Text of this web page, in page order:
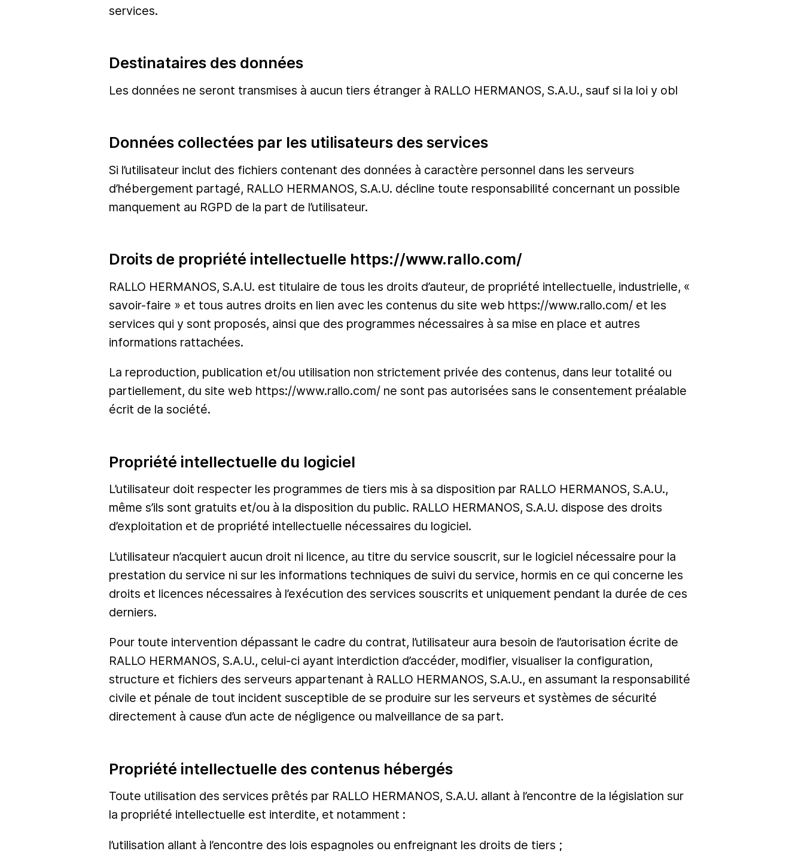
services.
Destinataires des données
Les données ne seront transmises à aucun tiers étranger à RALLO HERMANOS, S.A.U., sauf si la loi y obl
Données collectées par les utilisateurs des services
Si l’utilisateur inclut des fichiers contenant des données à caractère personnel dans les serveurs
d’hébergement partagé, RALLO HERMANOS, S.A.U. décline toute responsabilité concernant un possible
manquement au RGPD de la part de l’utilisateur.
Droits de propriété intellectuelle https://www.rallo.com/
RALLO HERMANOS, S.A.U. est titulaire de tous les droits d’auteur, de propriété intellectuelle, industrielle, «
savoir-faire » et tous autres droits en lien avec les contenus du site web https://www.rallo.com/ et les
services qui y sont proposés, ainsi que des programmes nécessaires à sa mise en place et autres
informations rattachées.
La reproduction, publication et/ou utilisation non strictement privée des contenus, dans leur totalité ou
partiellement, du site web https://www.rallo.com/ ne sont pas autorisées sans le consentement préalable
écrit de la société.
Propriété intellectuelle du logiciel
L’utilisateur doit respecter les programmes de tiers mis à sa disposition par RALLO HERMANOS, S.A.U.,
même s’ils sont gratuits et/ou à la disposition du public. RALLO HERMANOS, S.A.U. dispose des droits
d’exploitation et de propriété intellectuelle nécessaires du logiciel.
L’utilisateur n’acquiert aucun droit ni licence, au titre du service souscrit, sur le logiciel nécessaire pour la
prestation du service ni sur les informations techniques de suivi du service, hormis en ce qui concerne les
droits et licences nécessaires à l’exécution des services souscrits et uniquement pendant la durée de ces
derniers.
Pour toute intervention dépassant le cadre du contrat, l’utilisateur aura besoin de l’autorisation écrite de
RALLO HERMANOS, S.A.U., celui-ci ayant interdiction d’accéder, modifier, visualiser la configuration,
structure et fichiers des serveurs appartenant à RALLO HERMANOS, S.A.U., en assumant la responsabilité
civile et pénale de tout incident susceptible de se produire sur les serveurs et systèmes de sécurité
directement à cause d’un acte de négligence ou malveillance de sa part.
Propriété intellectuelle des contenus hébergés
Toute utilisation des services prêtés par RALLO HERMANOS, S.A.U. allant à l’encontre de la législation sur
la propriété intellectuelle est interdite, et notamment :
l’utilisation allant à l’encontre des lois espagnoles ou enfreignant les droits de tiers ;